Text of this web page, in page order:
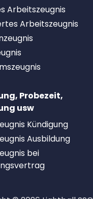
Arbeitszeugnis
Arbeitszeugnis
Probezeit,
usw
Kündigung
Ausbildung
bei